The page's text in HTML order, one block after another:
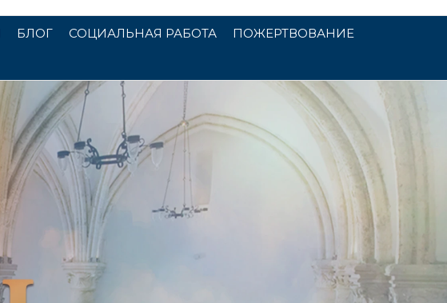
БЛОГ СОЦИАЛЬНАЯ РАБОТА ПОЖЕРТВОВАНИЕ